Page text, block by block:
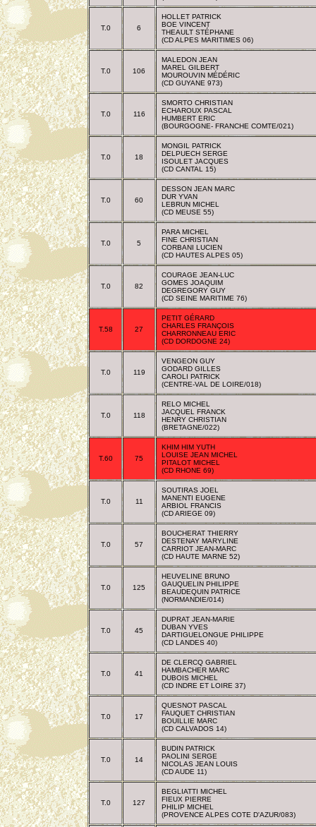
T.0 6
HOLLET PATRICK
BOE VINCENT
THEAULT STÉPHANE
(CD ALPES MARITIMES 06)
T.0 106
MALEDON JEAN
MAREL GILBERT
MOUROUVIN MÉDÉRIC
(CD GUYANE 973)
T.0 116
SMORTO CHRISTIAN
ECHAROUX PASCAL
HUMBERT ERIC
(BOURGOGNE- FRANCHE COMTE/021)
T.0 18
MONGIL PATRICK
DELPUECH SERGE
ISOULET JACQUES
(CD CANTAL 15)
T.0 60
DESSON JEAN MARC
DUR YVAN
LEBRUN MICHEL
(CD MEUSE 55)
T.0 5
PARA MICHEL
FINE CHRISTIAN
CORBANI LUCIEN
(CD HAUTES ALPES 05)
T.0 82
COURAGE JEAN-LUC
GOMES JOAQUIM
DEGREGORY GUY
(CD SEINE MARITIME 76)
T.58 27
PETIT GÉRARD
CHARLES FRANÇOIS
CHARRONNEAU ERIC
(CD DORDOGNE 24)
T.0 119
VENGEON GUY
GODARD GILLES
CAROLI PATRICK
(CENTRE-VAL DE LOIRE/018)
T.0 118
RELO MICHEL
JACQUEL FRANCK
HENRY CHRISTIAN
(BRETAGNE/022)
T.60 75
KHIM HIM YUTH
LOUISE JEAN MICHEL
PITALOT MICHEL
(CD RHONE 69)
T.0 11
SOUTIRAS JOEL
MANENTI EUGENE
ARBIOL FRANCIS
(CD ARIEGE 09)
T.0 57
BOUCHERAT THIERRY
DESTENAY MARYLINE
CARRIOT JEAN-MARC
(CD HAUTE MARNE 52)
T.0 125
HEUVELINE BRUNO
GAUQUELIN PHILIPPE
BEAUDEQUIN PATRICE
(NORMANDIE/014)
T.0 45
DUPRAT JEAN-MARIE
DUBAN YVES
DARTIGUELONGUE PHILIPPE
(CD LANDES 40)
T.0 41
DE CLERCQ GABRIEL
HAMBACHER MARC
DUBOIS MICHEL
(CD INDRE ET LOIRE 37)
T.0 17
QUESNOT PASCAL
FAUQUET CHRISTIAN
BOUILLIE MARC
(CD CALVADOS 14)
T.0 14
BUDIN PATRICK
PAOLINI SERGE
NICOLAS JEAN LOUIS
(CD AUDE 11)
T.0 127
BEGLIATTI MICHEL
FIEUX PIERRE
PHILIP MICHEL
(PROVENCE ALPES COTE D'AZUR/083)